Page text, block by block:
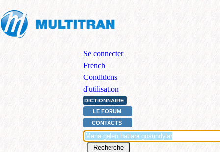
Se connecter |
French |
Conditions
d'utilisation
DICTIONNAIRE
LE FORUM
CONTACTS